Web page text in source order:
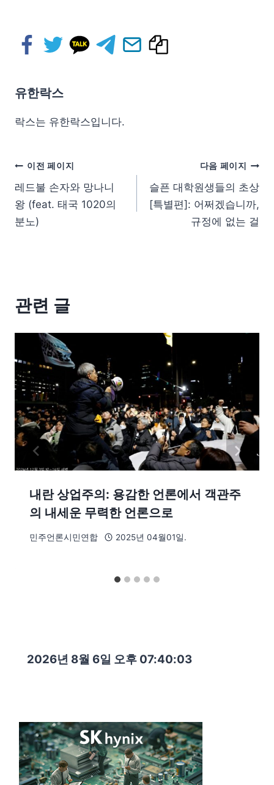
유한락스
락스는 유한락스입니다.
이전 페이지
레드불 손자와 망나니
왕 (feat. 태국 1020의
분노)
다음 페이지
슬픈 대학원생들의 초상
[특별편]: 어쩌겠습니까,
규정에 없는 걸
관련 글
내란 상업주의: 용감한 언론에서 객관주
의 내세운 무력한 언론으로
민주언론시민연합 2025년 04월01일.
2026년 8월 6일 오후 07:40:05